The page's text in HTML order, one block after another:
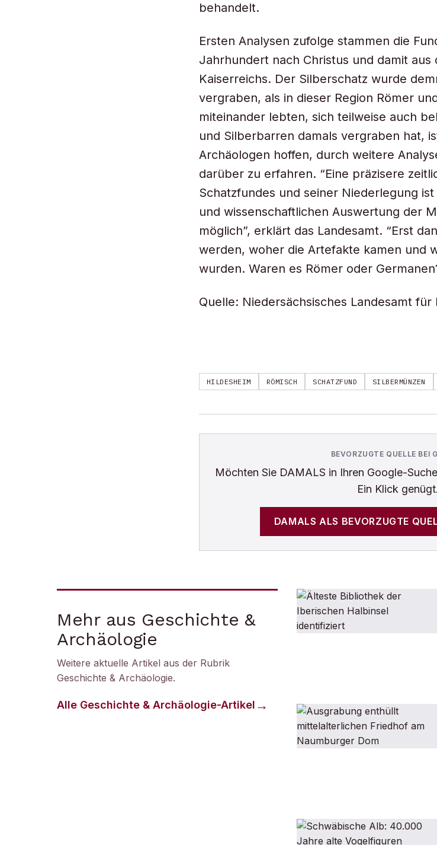
behandelt.
Ersten Analysen zufolge stammen die
Jahrhundert nach Christus und damit aus
Kaiserreichs. Der Silberschatz wurde
vergraben, als in dieser Region Römer
miteinander lebten, sich teilweise auch
und Silberbarren damals vergraben hat,
Archäologen hoffen, durch weitere
darüber zu erfahren. “Eine präzisere
Schatzfundes und seiner Niederlegung
und wissenschaftlichen Auswertung der
möglich”, erklärt das Landesamt. “Erst
werden, woher die Artefakte kamen und
wurden. Waren es Römer oder
Quelle: Niedersächsisches Landesamt
HILDESHEIM RÖMISCH SCHATZFUND SILBERMÜNZEN
BEVORZUGTE QUELLE BEI
Möchten Sie DAMALS in Ihren Google-
Ein Klick genügt.
DAMALS ALS BEVORZUGTE
Mehr aus Geschichte &
Archäologie
Weitere aktuelle Artikel aus der Rubrik
Geschichte & Archäologie.
Alle Geschichte & Archäologie-Artikel